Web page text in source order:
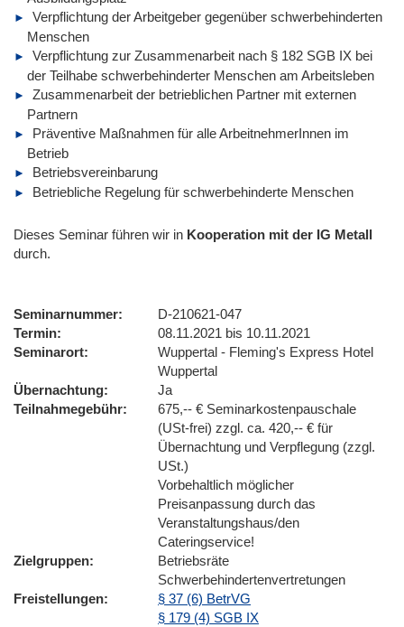
Verpflichtung der Arbeitgeber gegenüber schwerbehinderten
Menschen
Verpflichtung zur Zusammenarbeit nach § 182 SGB IX bei
der Teilhabe schwerbehinderter Menschen am Arbeitsleben
Zusammenarbeit der betrieblichen Partner mit externen
Partnern
Präventive Maßnahmen für alle ArbeitnehmerInnen im
Betrieb
Betriebsvereinbarung
Betriebliche Regelung für schwerbehinderte Menschen
Dieses Seminar führen wir in Kooperation mit der IG Metall
durch.
Seminarnummer
D-210621-047
Termin
08.11.2021 bis 10.11.2021
Seminarort
Wuppertal - Fleming's Express Hotel
Wuppertal
Übernachtung
Ja
Teilnahmegebühr
675,-- € Seminarkostenpauschale
(USt-frei) zzgl. ca. 420,-- € für
Übernachtung und Verpflegung (zzgl.
USt.)
Vorbehaltlich möglicher
Preisanpassung durch das
Veranstaltungshaus/den
Cateringservice!
Zielgruppen
Betriebsräte
Schwerbehindertenvertretungen
Freistellungen
§ 37 (6) BetrVG
§ 179 (4) SGB IX